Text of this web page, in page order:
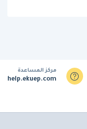
مركز المساعدة
help.ekuep.com